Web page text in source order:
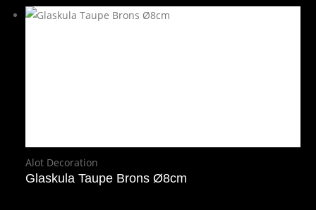
Alot Decoration
Glaskula Taupe Brons Ø8cm